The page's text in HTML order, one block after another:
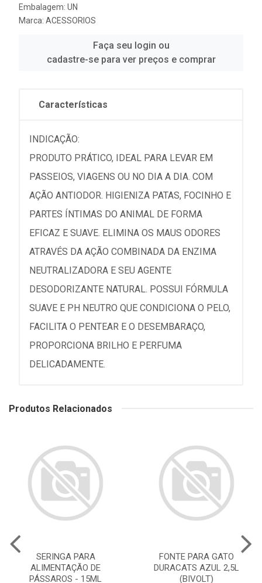
Embalagem: UN
Marca: ACESSORIOS
Faça seu login ou
cadastre-se para ver preços e comprar
Características
INDICAÇÃO:
PRODUTO PRÁTICO, IDEAL PARA LEVAR EM
PASSEIOS, VIAGENS OU NO DIA A DIA. COM
AÇÃO ANTIODOR. HIGIENIZA PATAS, FOCINHO E
PARTES ÍNTIMAS DO ANIMAL DE FORMA
EFICAZ E SUAVE. ELIMINA OS MAUS ODORES
ATRAVÉS DA AÇÃO COMBINADA DA ENZIMA
NEUTRALIZADORA E SEU AGENTE
DESODORIZANTE NATURAL. POSSUI FÓRMULA
SUAVE E PH NEUTRO QUE CONDICIONA O PELO,
FACILITA O PENTEAR E O DESEMBARAÇO,
PROPORCIONA BRILHO E PERFUMA
DELICADAMENTE.
Produtos Relacionados
SERINGA PARA
ALIMENTAÇÃO DE
PÁSSAROS - 15ML
FONTE PARA GATO
DURACATS AZUL 2,5L
(BIVOLT)